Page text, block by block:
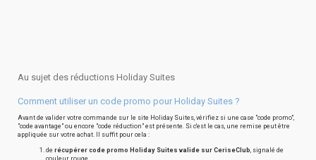
Au sujet des réductions Holiday Suites
Comment utiliser un code promo pour Holiday Suites ?
Avant de valider votre commande sur le site Holiday Suites, vérifiez si une case "code promo",
"code avantage" ou encore "code réduction" est présente. Si c'est le cas, une remise peut être
appliquée sur votre achat. Il suffit pour cela :
de récupérer code promo Holiday Suites valide sur CeriseClub, signalé de
couleur rouge